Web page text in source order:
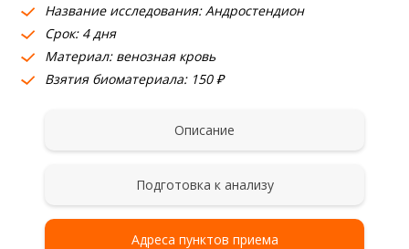
О компании
Где сдать
Название исследования: Андростендион
Срок: 4 дня
Материал: венозная кровь
Взятия биоматериала: 150 ₽
Описание
Подготовка к анализу
Адреса пунктов приема